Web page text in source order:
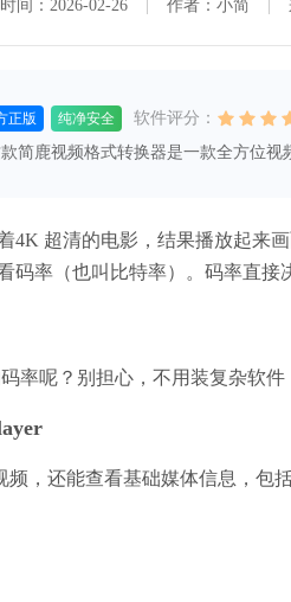
时间：2026-02-26 作者：小简
正版 纯净安全
软件评分：
简鹿视频格式转换器是一款全方位视
4K 超清的电影，结果播放起来
码率（也叫比特率）。码率直
率呢？别担心，不用装复杂软
频，还能查看基础媒体信息，